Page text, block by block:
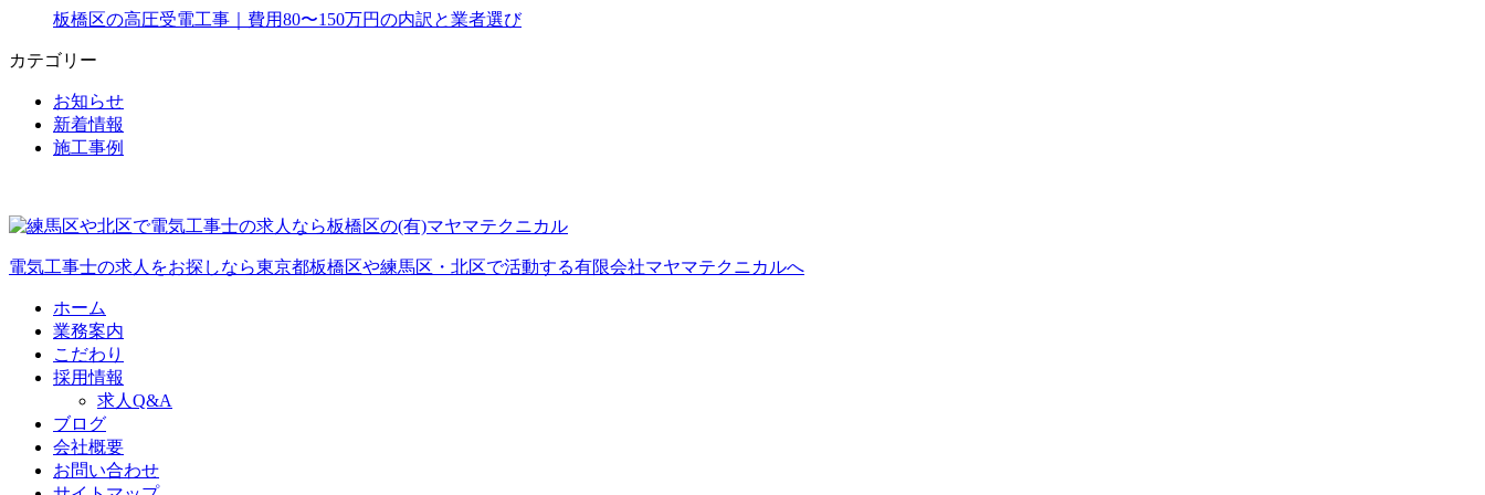
板橋区の高圧受電工事｜費用80〜150万円の内訳と業者選び
カテゴリー
お知らせ
新着情報
施工事例
電気工事士の求人をお探しなら東京都板橋区や練馬区・北区で活動する有限会社マヤマテクニカルへ
ホーム
業務案内
こだわり
採用情報
求人Q&A
ブログ
会社概要
お問い合わせ